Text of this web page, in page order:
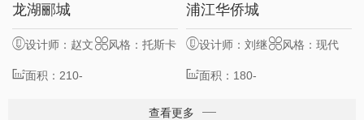
龙湖郦城
设计师：赵文
晋
风格：托斯卡
面积：210-
浦江华侨城
设计师：刘继
业
风格：现代
面积：180-
500㎡
查看更多